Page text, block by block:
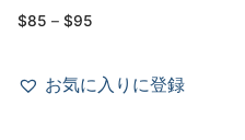
$85 – $95
–
$95
お気に入りに登録